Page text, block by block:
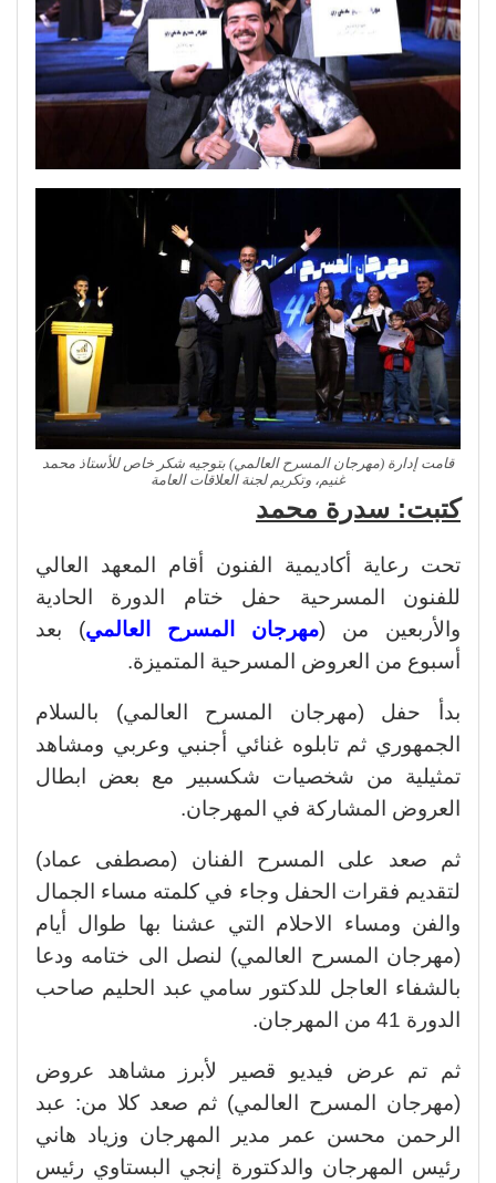
قامت إدارة (مهرجان المسرح العالمي) بتوجيه شكر خاص للأستاذ محمد
غنيم، وتكريم لجنة العلاقات العامة
كتبت: سدرة محمد
تحت رعاية أكاديمية الفنون أقام المعهد العالي
للفنون المسرحية حفل ختام الدورة الحادية
والأربعين من (مهرجان المسرح العالمي) بعد
أسبوع من العروض المسرحية المتميزة.
بدأ حفل (مهرجان المسرح العالمي) بالسلام
الجمهوري ثم تابلوه غنائي أجنبي وعربي ومشاهد
تمثيلية من شخصيات شكسبير مع بعض ابطال
العروض المشاركة في المهرجان.
ثم صعد على المسرح الفنان (مصطفى عماد)
لتقديم فقرات الحفل وجاء في كلمته مساء الجمال
والفن ومساء الاحلام التي عشنا بها طوال أيام
(مهرجان المسرح العالمي) لنصل الى ختامه ودعا
بالشفاء العاجل للدكتور سامي عبد الحليم صاحب
الدورة 41 من المهرجان.
ثم تم عرض فيديو قصير لأبرز مشاهد عروض
(مهرجان المسرح العالمي) ثم صعد كلا من: عبد
الرحمن محسن عمر مدير المهرجان وزياد هاني
رئيس المهرجان والدكتورة إنجي البستاوي رئيس